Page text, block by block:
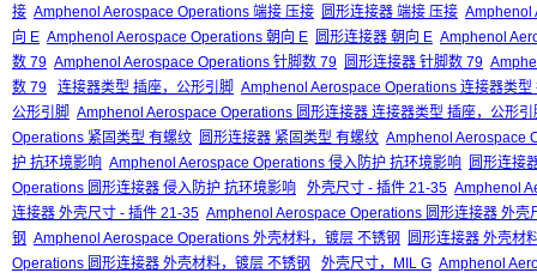
接 Amphenol Aerospace Operations 端接 压接 圆形连接器 端接 压接 Amphenol
向 E Amphenol Aerospace Operations 朝向 E 圆形连接器 朝向 E Amphenol
数 79 Amphenol Aerospace Operations 针脚数 79 圆形连接器 针脚数 79
数 79
连接器类型 插座，公形引脚 Amphenol Aerospace Operations 连接器类型
公形引脚 Amphenol Aerospace Operations 圆形连接器 连接器类型 插座，公形引
Operations 紧固类型 有螺纹 圆形连接器 紧固类型 有螺纹 Amphenol Aerospace
护 抗环境影响 Amphenol Aerospace Operations 侵入防护 抗环境影响
圆形连接
Operations 圆形连接器 侵入防护 抗环境影响
外壳尺寸 - 插件 21-35 Amphenol
连接器 外壳尺寸 - 插件 21-35 Amphenol Aerospace Operations 圆形连接器 外壳
钢 Amphenol Aerospace Operations 外壳材料，镀层 不锈钢
圆形连接器 外壳材
Operations 圆形连接器 外壳材料，镀层 不锈钢
外壳尺寸，MIL G Amphenol